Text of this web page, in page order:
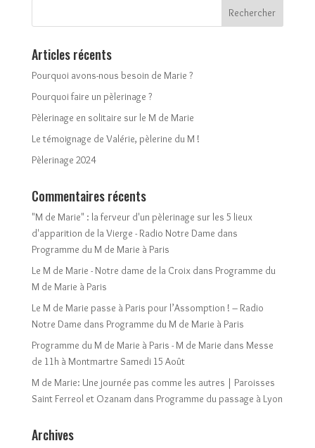
Articles récents
Pourquoi avons-nous besoin de Marie ?
Pourquoi faire un pèlerinage ?
Pèlerinage en solitaire sur le M de Marie
Le témoignage de Valérie, pèlerine du M !
Pèlerinage 2024
Commentaires récents
"M de Marie" : la ferveur d'un pèlerinage sur les 5 lieux
d'apparition de la Vierge - Radio Notre Dame dans
Programme du M de Marie à Paris
Le M de Marie - Notre dame de la Croixdans Programme du
M de Marie à Paris
Le M de Marie passe à Paris pour l’Assomption ! – Radio
Notre Dame dans Programme du M de Marie à Paris
Programme du M de Marie à Paris - M de Marie dans Messe
de 11h à Montmartre Samedi 15 Août
M de Marie: Une journée pas comme les autres | Paroisses
Saint Ferreol et Ozanam dans Programme du passage à Lyon
Archives